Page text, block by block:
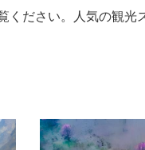
ださい。人気の観